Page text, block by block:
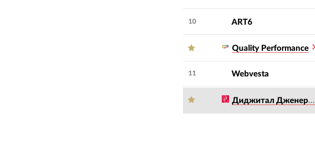
10 ART6
Quality Performance
11 Webvesta
Диджитал Дженерейшен